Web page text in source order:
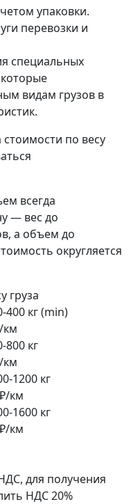
упаковки.
перевозки и
специальных
видам грузов в
по весу
всегда
— вес до
а объем до
округляется
груза
400 кг (min)
км
800 кг
км
1200 кг
км
1600 кг
км
для получения
НДС 20%